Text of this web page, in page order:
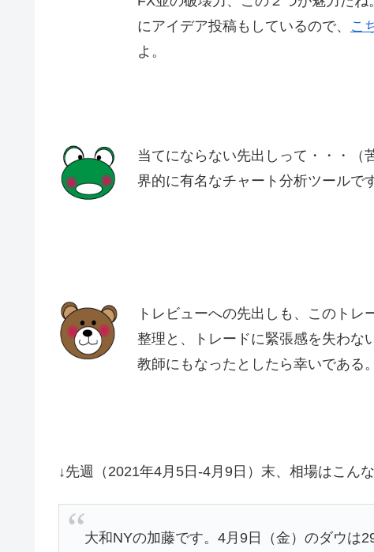
にアイデア投稿もしているので、 こ
よ。
当てにならない先出しって・・・（
界的に有名なチャート分析ツールです
トレビューへの先出しも、このト
整理と、トレードに緊張感を失わな
教師にもなったとしたら幸いである。
↓先週（2021年4月5日-4月9日）末、相場はこん
大和NYの加藤です。4月9日（金）のダウは